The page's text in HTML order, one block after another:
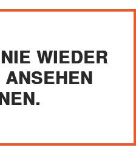
WIEDER